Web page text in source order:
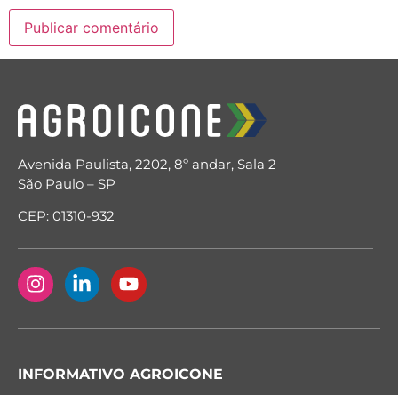
Avenida Paulista, 2202, 8º andar, Sala 2
São Paulo – SP
CEP: 01310-932
INFORMATIVO AGROICONE